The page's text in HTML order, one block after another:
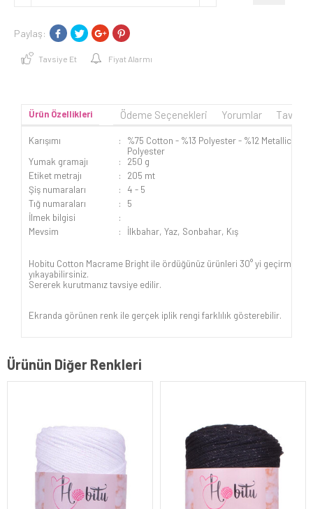
Paylaş:
Tavsiye Et Fiyat Alarmı
Ürün Özellikleri Ödeme Seçenekleri Yorumlar
Karışımı :
%75 Cotton - %13 Polyester - %12 Metallic
Polyester
Yumak gramajı
:
250 g
Etiket metrajı
:
205 mt
Şiş numaraları
:
4 - 5
Tığ numaraları
:
5
İlmek bilgisi
:
Mevsim
: İlkbahar, Yaz, Sonbahar, Kış
Hobitu Cotton Macrame Bright ile ördüğünüz ürünleri 30° yi geçirmeden
yıkayabilirsiniz.
Sererek kurutmanız tavsiye edilir.
Ekranda görünen renk ile gerçek iplik rengi farklılık gösterebilir.
Ürünün Diğer Renkleri